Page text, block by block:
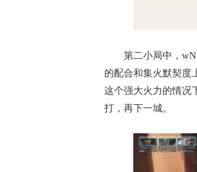
第二小局中，
的配合和集火默契度
这个强大火力的情况
打，再下一城。